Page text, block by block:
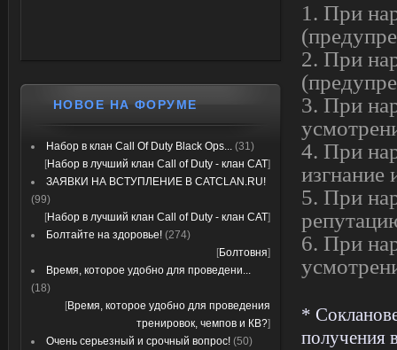
1. При
2. При
3. При
4. При
изгнание
5. При
6. При
*
получения
НОВОЕ НА ФОРУМЕ
Набор в клан Call Of Duty Black Ops... (31)
[Набор в лучший клан Call of Duty - клан CAT]
ЗАЯВКИ НА ВСТУПЛЕНИЕ В CATCLAN.RU!
(99)
[Набор в лучший клан Call of Duty - клан CAT]
Болтайте на здоровье! (274)
[Болтовня]
Время, которое удобно для проведени...
(18)
[Время, которое удобно для проведения
тренировок, чемпов и КВ?]
Очень серьезный и срочный вопрос! (50)